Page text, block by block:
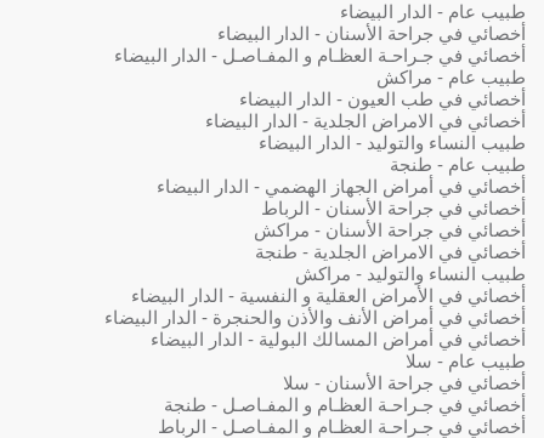
طبيب عام - الدار البيضاء
أخصائي في جراحة الأسنان - الدار البيضاء
أخصائي في جـراحـة العظـام و المفـاصـل - الدار البيضاء
طبيب عام - مراكش
أخصائي في طب العيون - الدار البيضاء
أخصائي في الامراض الجلدية - الدار البيضاء
طبيب النساء والتوليد - الدار البيضاء
طبيب عام - طنجة
أخصائي في أمراض الجهاز الهضمي - الدار البيضاء
أخصائي في جراحة الأسنان - الرباط
أخصائي في جراحة الأسنان - مراكش
أخصائي في الامراض الجلدية - طنجة
طبيب النساء والتوليد - مراكش
أخصائي في الأمراض العقلية و النفسية - الدار البيضاء
أخصائي في أمراض الأنف والأذن والحنجرة - الدار البيضاء
أخصائي في أمراض المسالك البولية - الدار البيضاء
طبيب عام - سلا
أخصائي في جراحة الأسنان - سلا
أخصائي في جـراحـة العظـام و المفـاصـل - طنجة
أخصائي في جـراحـة العظـام و المفـاصـل - الرباط